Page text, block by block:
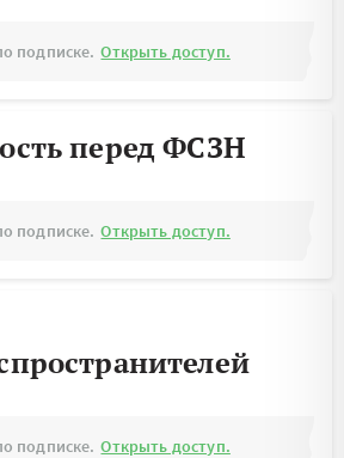
подписке. Открыть доступ.
перед ФСЗН
подписке. Открыть доступ.
подписке. Открыть доступ.